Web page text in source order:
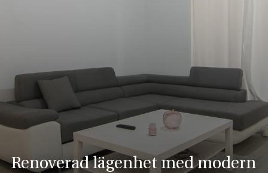
Renoverad lägenhet med modern